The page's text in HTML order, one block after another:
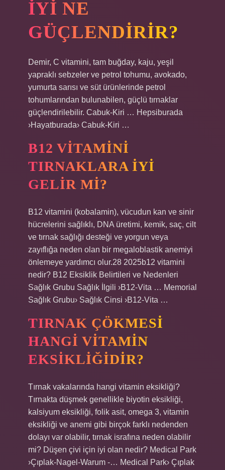
IYI NE
GÜÇLENDIRIR?
Demir, C vitamini, tam buğday, kaju, yeşil
yapraklı sebzeler ve petrol tohumu, avokado,
yumurta sarısı ve süt ürünlerinde petrol
tohumlarından bulunabilen, güçlü tırnaklar
güçlendirilebilir. Cabuk-Kiri … Hepsiburada
›Hayatburada› Cabuk-Kiri …
B12 VITAMINI
TIRNAKLARA IYI
GELIR MI?
B12 vitamini (kobalamin), vücudun kan ve sinir
hücrelerini sağlıklı, DNA üretimi, kemik, saç, cilt
ve tırnak sağlığı desteği ve yorgun veya
zayıflığa neden olan bir megaloblastik anemiyi
önlemeye yardımcı olur.28 2025b12 vitamini
nedir? B12 Eksiklik Belirtileri ve Nedenleri
Sağlık Grubu Sağlık İlgili ›B12-Vita … Memorial
Sağlık Grubu› Sağlık Cinsi ›B12-Vita …
TIRNAK ÇÖKMESI
HANGI VITAMIN
EKSIKLIĞIDIR?
Tırnak vakalarında hangi vitamin eksikliği?
Tırnakta düşmek genellikle biyotin eksikliği,
kalsiyum eksikliği, folik asit, omega 3, vitamin
eksikliği ve anemi gibi birçok farklı nedenden
dolayı var olabilir, tırnak israfına neden olabilir
mi? Düşen çivi için iyi olan nedir? Medical Park
›Çıplak-Nagel-Warum -… Medical Park› Çıplak